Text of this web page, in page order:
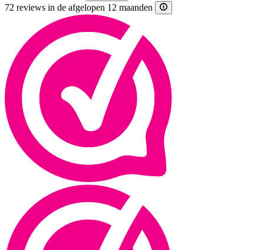
72 reviews in de afgelopen 12 maanden